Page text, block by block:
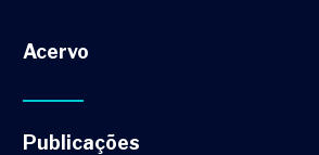
Acervo
Publicações